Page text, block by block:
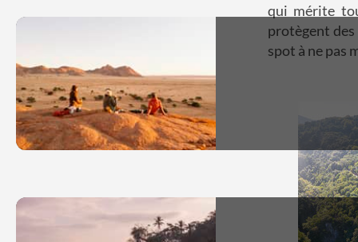
qui mérite
protègent des
spot à ne pas